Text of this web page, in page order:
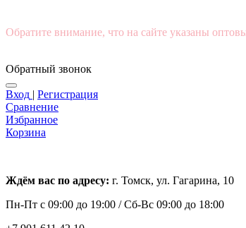
Обратите внимание, что на сайте указаны
Обратный звонок
Вход | Регистрация
Сравнение
Избранное
Корзина
Ждём вас по адресу: г. Томск, ул. Гагарина, 10
Пн-Пт с 09:00 до 19:00 /Сб-Вс 09:00 до 18:00